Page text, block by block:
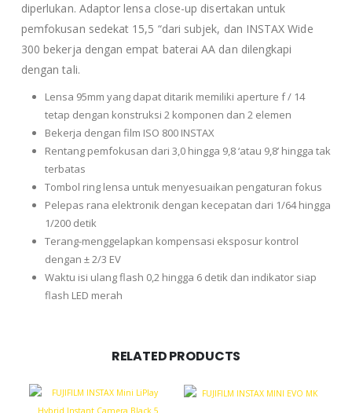
diperlukan. Adaptor lensa close-up disertakan untuk
pemfokusan sedekat 15,5 “dari subjek, dan INSTAX Wide
300 bekerja dengan empat baterai AA dan dilengkapi
dengan tali.
Lensa 95mm yang dapat ditarik memiliki aperture f / 14
tetap dengan konstruksi 2 komponen dan 2 elemen
Bekerja dengan film ISO 800 INSTAX
Rentang pemfokusan dari 3,0 hingga 9,8 ‘atau 9,8’ hingga tak
terbatas
Tombol ring lensa untuk menyesuaikan pengaturan fokus
Pelepas rana elektronik dengan kecepatan dari 1/64 hingga
1/200 detik
Terang-menggelapkan kompensasi eksposur kontrol
dengan ± 2/3 EV
Waktu isi ulang flash 0,2 hingga 6 detik dan indikator siap
flash LED merah
RELATED PRODUCTS